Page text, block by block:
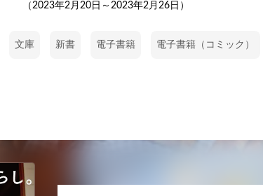
（2023年2月20日～2023年2月26日）
文庫 新書 電子書籍 電子書籍（コミック）